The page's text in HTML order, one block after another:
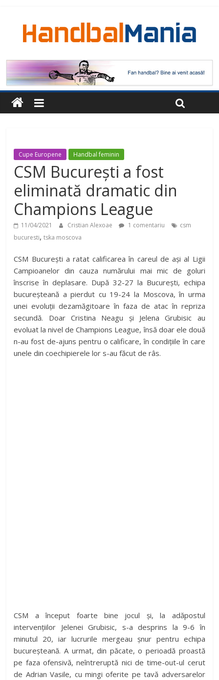
Cupe Europene Handbal feminin
CSM București a fost
eliminată dramatic din
Champions League
11/04/2021 Cristian Alexoae 1 comentariu
csm
bucuresti,tska moscova
CSM București a ratat calificarea în careul de ași al Ligii
Campioanelor din cauza numărului mai mic de goluri
înscrise în deplasare. După 32-27 la București, echipa
bucureșteană a pierdut cu 19-24 la Moscova, în urma
unei evoluții dezamăgitoare în faza de atac în repriza
secundă. Doar Cristina Neagu și Jelena Grubisic au
evoluat la nivel de Champions League, însă doar ele două
n-au fost de-ajuns pentru o calificare, în condițiile în care
unele din coechipierele lor s-au făcut de râs.
CSM a început foarte bine jocul și, la adăpostul
intervențiilor Jelenei Grubisic, s-a desprins la 9-6 în
minutul 20, iar lucrurile mergeau șnur pentru echipa
bucureșteană. A urmat, din păcate, o perioadă proastă
pe faza ofensivă, neîntreruptă nici de time-out-ul cerut
de Adrian Vasile, cu mingi oferite pe tavă adversarelor